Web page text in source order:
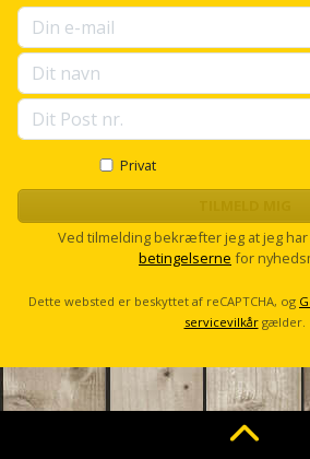
og
fundablokke
Lofter
Lofttrapper
og
Mursten
Kiler
Kloakrenser
Kniv
hobbykniv
Koben
Kridtsnor
Landmålerstok
Diamantskæremaskine
Diamantslibertilbehør
Dykkerpistol
Excentersliber
Excenterslibertilbehør
Flamingoskærer
Robotplæneklipper
tilbehør
Vandpumpe
Vertikalskærer
Vinduesvasker
Flagstænger
til
hus
og
Grill
r
u
p
s
e
l
l
o
Privat
Ved tilmelding bekræfter jeg at jeg
betingelserne for
Dette websted er beskyttet af reCAPTCHA, og
servicevilkårgælder.